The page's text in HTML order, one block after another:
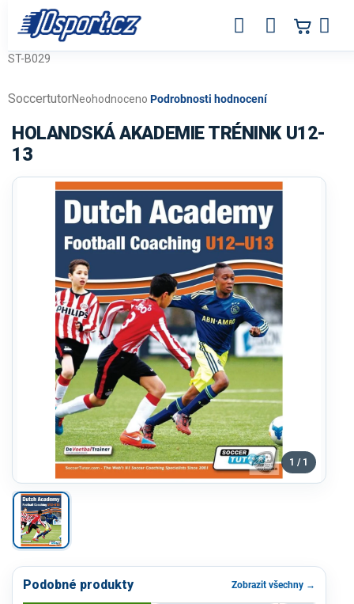
obsah
ST-B029
Průměrné
produktu
je
5
hvězdiček.
Neohodnoceno Podrobnosti hodnocení
Soccertutor
HOLANDSKÁ AKADEMIE TRÉNINK U12-
13
1 / 1
Podobné produkty Zobrazit všechny →